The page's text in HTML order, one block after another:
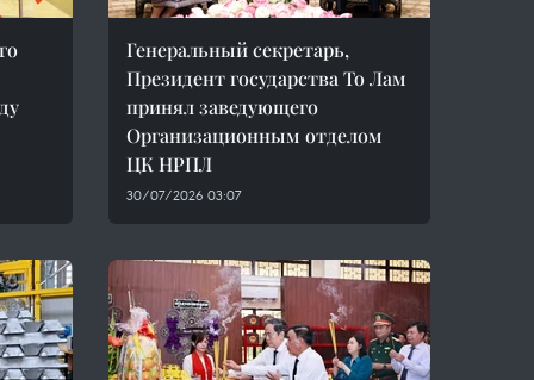
Генеральный секретарь,
Президент государства То Лам
принял заведующего
Организационным отделом
ЦК НРПЛ
30/07/2026 03:07